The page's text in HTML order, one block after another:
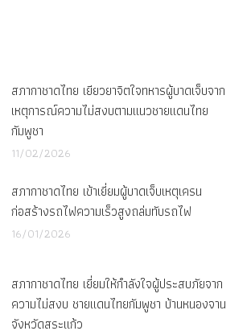
สภากาชาดไทย เยียวยาจิตใจทหารผู้บาดเจ็บจาก
เหตุการณ์ความไม่สงบตามแนวชายแดนไทย
กัมพูชา
11/02/2026
สภากาชาดไทย เข้าเยี่ยมผู้บาดเจ็บเหตุเครน
ก่อสร้างรถไฟความเร็วสูงถล่มทับรถไฟ
16/01/2026
สภากาชาดไทย เยี่ยมให้กำลังใจผู้ประสบภัยจาก
ความไม่สงบ ชายแดนไทยกัมพูชา บ้านหนองจาน
จังหวัดสระแก้ว